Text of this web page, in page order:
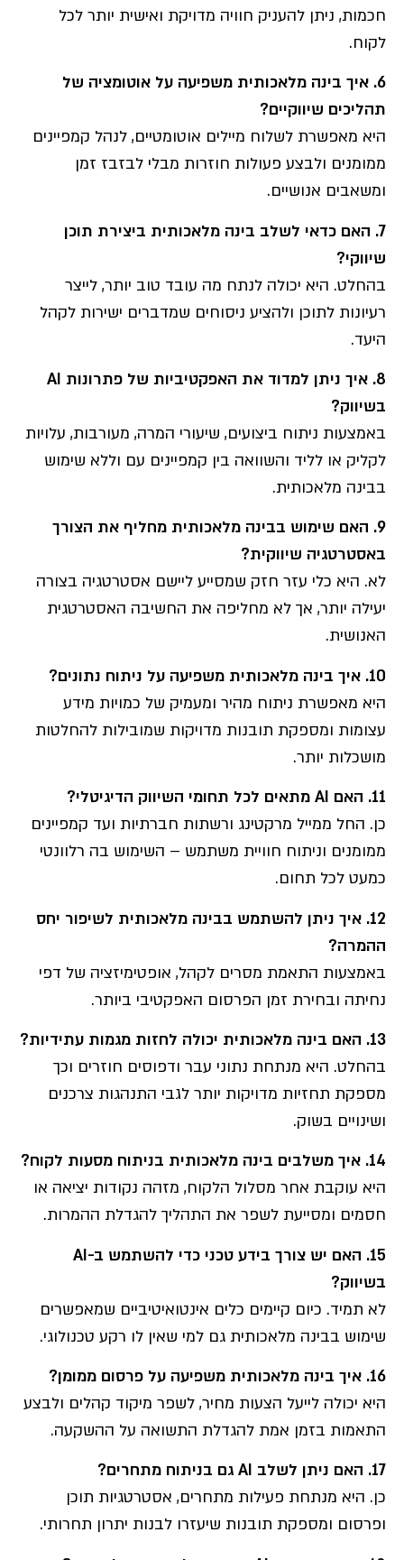
חכמות, ניתן להעניק חוויה מדויקת ואישית יותר לכל
לקוח.
6. איך בינה מלאכותית משפיעה על אוטומציה של
תהליכים שיווקיים?
היא מאפשרת לשלוח מיילים אוטומטיים, לנהל קמפיינים
ממומנים ולבצע פעולות חוזרות מבלי לבזבז זמן
ומשאבים אנושיים.
7. האם כדאי לשלב בינה מלאכותית ביצירת תוכן
שיווקי?
בהחלט. היא יכולה לנתח מה עובד טוב יותר, לייצר
רעיונות לתוכן ולהציע ניסוחים שמדברים ישירות לקהל
היעד.
8. איך ניתן למדוד את האפקטיביות של פתרונות
בשיווק?
באמצעות ניתוח ביצועים, שיעורי המרה, מעורבות, עלויות
לקליק או לליד והשוואה בין קמפיינים עם וללא שימוש
בבינה מלאכותית.
9. האם שימוש בבינה מלאכותית מחליף את הצורך
באסטרטגיה שיווקית?
לא. היא כלי עזר חזק שמסייע ליישם אסטרטגיה בצורה
יעילה יותר, אך לא מחליפה את החשיבה האסטרטגית
האנושית.
10. איך בינה מלאכותית משפיעה על ניתוח נתונים?
היא מאפשרת ניתוח מהיר ומעמיק של כמויות מידע
עצומות ומספקת תובנות מדויקות שמובילות להחלטות
מושכלות יותר.
11. האם מתאים לכל תחומי השיווק הדיגיטלי?
כן. החל ממייל מרקטינג ורשתות חברתיות ועד קמפיינים
ממומנים וניתוח חוויית משתמש – השימוש בה רלוונטי
כמעט לכל תחום.
12. איך ניתן להשתמש בבינה מלאכותית לשיפור יחס
ההמרה?
באמצעות התאמת מסרים לקהל, אופטימיזציה של דפי
נחיתה ובחירת זמן הפרסום האפקטיבי ביותר.
13. האם בינה מלאכותית יכולה לחזות מגמות עתידיות?
בהחלט. היא מנתחת נתוני עבר ודפוסים חוזרים וכך
מספקת תחזיות מדויקות יותר לגבי התנהגות צרכנים
ושינויים בשוק.
14. איך משלבים בינה מלאכותית בניתוח מסעות לקוח?
היא עוקבת אחר מסלול הלקוח, מזהה נקודות יציאה או
חסמים ומסייעת לשפר את התהליך להגדלת ההמרות.
15. האם יש צורך בידע טכני כדי להשתמש ב-AI
בשיווק?
לא תמיד. כיום קיימים כלים אינטואיטיביים שמאפשרים
שימוש בבינה מלאכותית גם למי שאין לו רקע טכנולוגי.
16. איך בינה מלאכותית משפיעה על פרסום ממומן?
היא יכולה לייעל הצעות מחיר, לשפר מיקוד קהלים ולבצע
התאמות בזמן אמת להגדלת התשואה על ההשקעה.
17. האם ניתן לשלב גם בניתוח מתחרים?
כן. היא מנתחת פעילות מתחרים, אסטרטגיות תוכן
ופרסום ומספקת תובנות שיעזרו לבנות יתרון תחרותי.